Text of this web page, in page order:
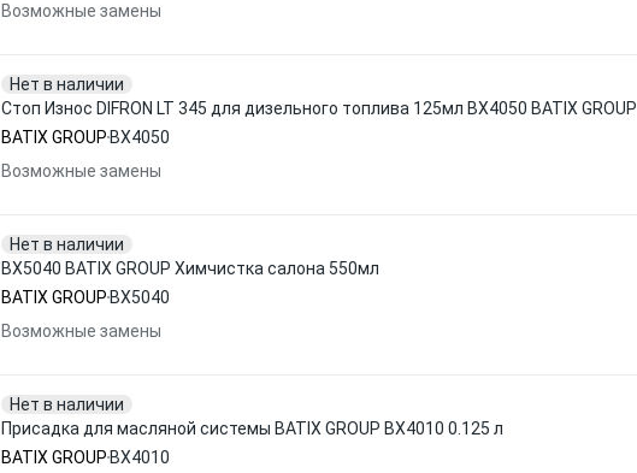
Возможные замены
Нет в наличии
Стоп Износ DIFRON LT 345 для дизельного топлива 125мл BX4050 BATIX GROUP
BATIX GROUP BX4050
Возможные замены
Нет в наличии
BX5040 BATIX GROUP Химчистка салона 550мл
BATIX GROUP BX5040
Возможные замены
Нет в наличии
Присадка для масляной системы BATIX GROUP BX4010 0.125 л
BATIX GROUP BX4010